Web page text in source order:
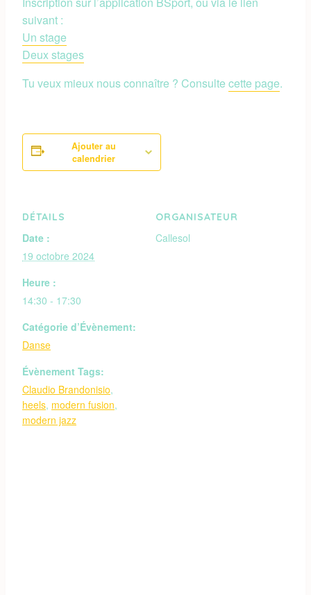
suivant :
Un stage
Deux stages
Tu veux mieux nous connaître ? Consulte cette page.
Ajouter au
calendrier
DÉTAILS
Date :
19 octobre 2024
Heure :
14:30 - 17:30
Catégorie d’Évènement:
Danse
Évènement Tags:
Claudio Brandonisio,
heels, modern fusion,
modern jazz
ORGANISATEUR
Callesol